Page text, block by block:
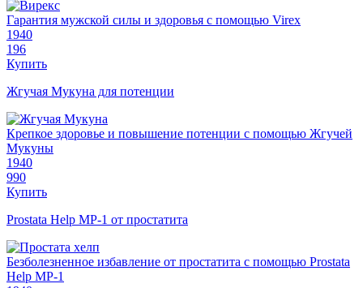
Гарантия мужской силы и здоровья с помощью Virex
1940
196
Купить
Жгучая Мукуна для потенции
Крепкое здоровье и повышение потенции с помощью Жгучей
Мукуны
1940
990
Купить
Prostata Help MP-1 от простатита
Безболезненное избавление от простатита с помощью Prostata
Help MP-1